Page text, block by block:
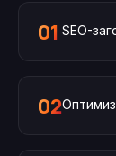
01 SEO-
02